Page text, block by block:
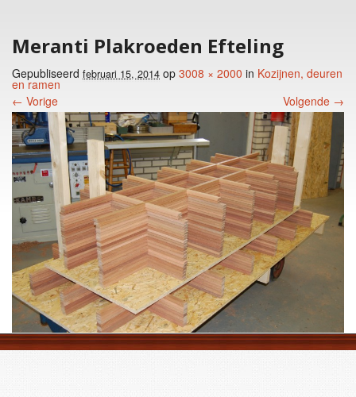
Meranti Plakroeden Efteling
Gepubliseerd februari 15, 2014 op 3008 × 2000 in Kozijnen, deuren
en ramen
Foto menu
← Vorige Volgende →